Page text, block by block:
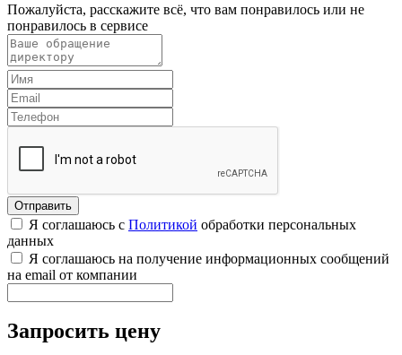
Пожалуйста, расскажите всё, что вам понравилось или не
понравилось в сервисе
Я соглашаюсь с Политикой обработки персональных
данных
Я соглашаюсь на получение информационных сообщений
на email от компании
Запросить цену